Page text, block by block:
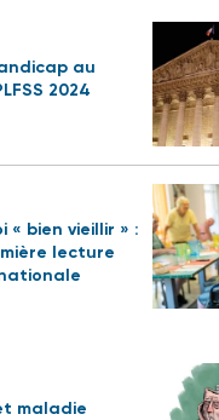
au
2024
« bien vieillir » :
lecture
maladie